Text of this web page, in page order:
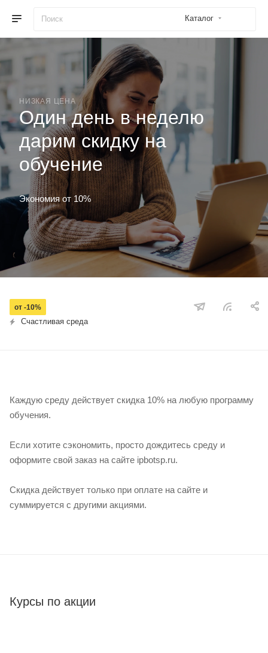
Каталог
НИЗКАЯ ЦЕНА
Один день в неделю
дарим скидку на
обучение
Экономия от 10%
от -10%
Счастливая среда
Каждую среду действует скидка 10% на любую программу
обучения.
Если хотите сэкономить, просто дождитесь среду и
оформите свой заказ на сайте ipbotsp.ru.
Скидка действует только при оплате на сайте и
суммируется с другими акциями.
Курсы по акции